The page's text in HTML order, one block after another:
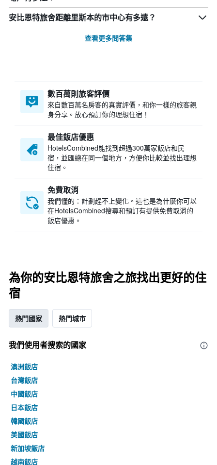
安比恩特旅舍距離里斯本的市中心有多遠？
查看更多問答集
數百萬則旅客評價
來自數百萬名房客的真實評價，和你一樣的旅客親
身分享。放心預訂你的理想住宿！
最佳飯店優惠
HotelsCombined​能找到超過300萬家飯店和民
宿，並匯總在同一個地方，方便你比較並找出理想
住宿。
免費取消
我們懂的：計劃趕不上變化。這也是為什麼你可以
在HotelsCombined搜尋和預訂有提供免費取消的
飯店優惠。
為你的安比恩特旅舍之旅找出更好的住
宿
熱門國家 熱門城市
我們使用者搜索的國家
澳洲飯店
台灣飯店
中國飯店
日本飯店
韓國飯店
美國飯店
新加坡飯店
越南飯店